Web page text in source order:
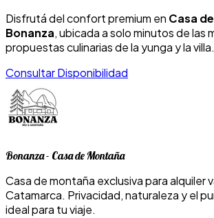
Disfrutá del confort premium en Casa
Bonanza, ubicada a solo minutos de las
propuestas culinarias de la yunga y la villa.
Consultar Disponibilidad
Bonanza - Casa de Montaña
Casa de montaña exclusiva para alquiler
Catamarca. Privacidad, naturaleza y el
ideal para tu viaje.